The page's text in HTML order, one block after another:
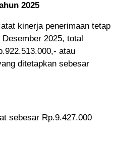
2025
kinerja penerimaan tetap
2025, total
atau
ditetapkan sebesar
sebesar Rp.9.427.000